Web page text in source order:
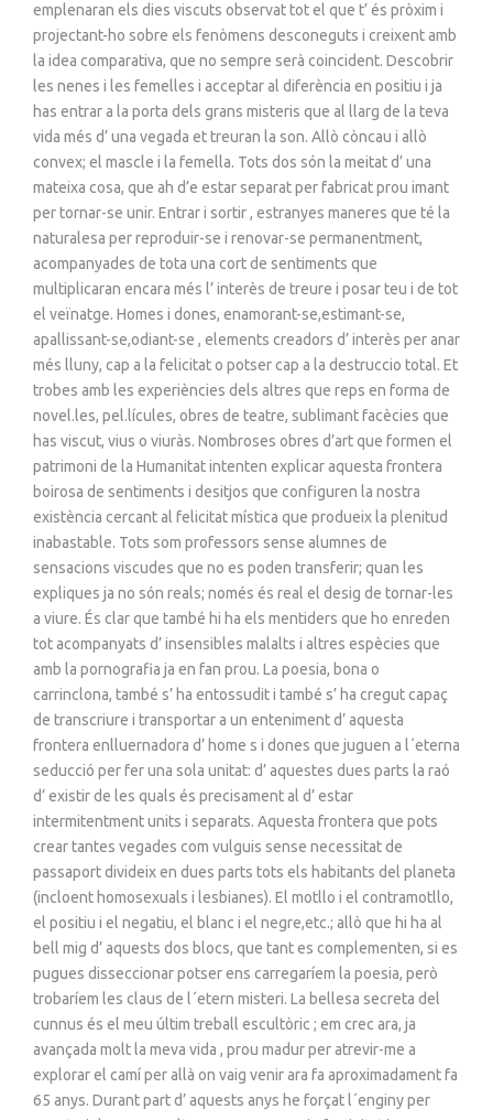
emplenaran els dies viscuts observat tot el que t’ és pròxim i
projectant-ho sobre els fenòmens desconeguts i creixent amb
la idea comparativa, que no sempre serà coincident. Descobrir
les nenes i les femelles i acceptar al diferència en positiu i ja
has entrar a la porta dels grans misteris que al llarg de la teva
vida més d’ una vegada et treuran la son. Allò còncau i allò
convex; el mascle i la femella. Tots dos són la meitat d’ una
mateixa cosa, que ah d’e estar separat per fabricat prou imant
per tornar-se unir. Entrar i sortir , estranyes maneres que té la
naturalesa per reproduir-se i renovar-se permanentment,
acompanyades de tota una cort de sentiments que
multiplicaran encara més l’ interès de treure i posar teu i de tot
el veïnatge. Homes i dones, enamorant-se,estimant-se,
apallissant-se,odiant-se , elements creadors d’ interès per anar
més lluny, cap a la felicitat o potser cap a la destruccio total. Et
trobes amb les experiències dels altres que reps en forma de
novel.les, pel.lícules, obres de teatre, sublimant facècies que
has viscut, vius o viuràs. Nombroses obres d’art que formen el
patrimoni de la Humanitat intenten explicar aquesta frontera
boirosa de sentiments i desitjos que configuren la nostra
existència cercant al felicitat mística que produeix la plenitud
inabastable. Tots som professors sense alumnes de
sensacions viscudes que no es poden transferir; quan les
expliques ja no són reals; només és real el desig de tornar-les
a viure. És clar que també hi ha els mentiders que ho enreden
tot acompanyats d’ insensibles malalts i altres espècies que
amb la pornografia ja en fan prou. La poesia, bona o
carrinclona, també s’ ha entossudit i també s’ ha cregut capaç
de transcriure i transportar a un enteniment d’ aquesta
frontera enlluernadora d’ home s i dones que juguen a l´eterna
seducció per fer una sola unitat: d’ aquestes dues parts la raó
d’ existir de les quals és precisament al d’ estar
intermitentment units i separats. Aquesta frontera que pots
crear tantes vegades com vulguis sense necessitat de
passaport divideix en dues parts tots els habitants del planeta
(incloent homosexuals i lesbianes). El motllo i el contramotllo,
el positiu i el negatiu, el blanc i el negre,etc.; allò que hi ha al
bell mig d’ aquests dos blocs, que tant es complementen, si es
pugues disseccionar potser ens carregaríem la poesia, però
trobaríem les claus de l´etern misteri. La bellesa secreta del
cunnus és el meu últim treball escultòric ; em crec ara, ja
avançada molt la meva vida , prou madur per atrevir-me a
explorar el camí per allà on vaig venir ara fa aproximadament fa
65 anys. Durant part d’ aquests anys he forçat l´enginy per